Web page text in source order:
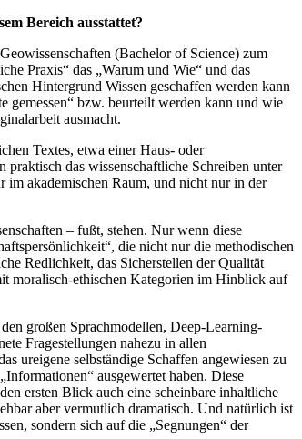
Bereich ausstattet?
(Bachelor of Science) zum
Praxis“ das „Warum und Wie“ und das
Hintergrund Wissen geschaffen werden kann
gemessen“ bzw. beurteilt werden kann und wie
ausmacht.
Textes, etwa einer Haus- oder
praktisch das wissenschaftliche Schreiben unter
im akademischen Raum, und nicht nur in der
– fußt, stehen. Nur wenn diese
die nicht nur die methodischen
Redlichkeit, das Sicherstellen der Qualität
moralisch-ethischen Kategorien im Hinblick auf
großen Sprachmodellen, Deep-Learning-
Fragestellungen nahezu in allen
ureigene selbständige Schaffen angewiesen zu
ausgewertet haben. Diese
ersten Blick auch eine scheinbare inhaltliche
aber vermutlich dramatisch. Und natürlich ist
sondern sich auf die „Segnungen“ der